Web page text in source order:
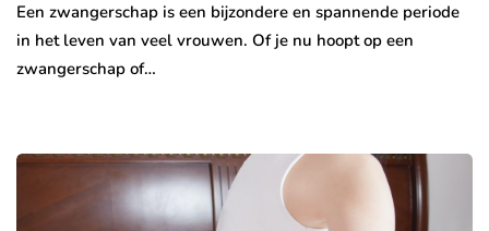
Een zwangerschap is een bijzondere en spannende periode
in het leven van veel vrouwen. Of je nu hoopt op een
zwangerschap of…